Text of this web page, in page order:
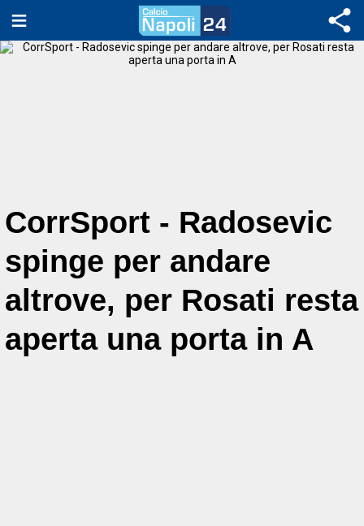
CorrSport - Radosevic
spinge per andare
altrove, per Rosati resta
aperta una porta in A